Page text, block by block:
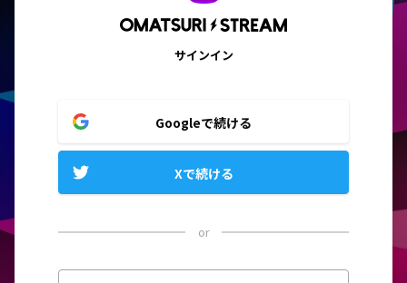
サインイン
Googleで続ける
Xで続ける
or